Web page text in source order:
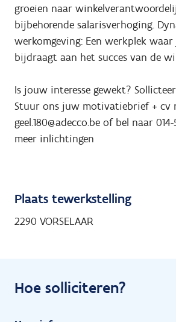
groeien naar
bijbehorende salarisverhoging.
werkomgeving: Een werkplek
bijdraagt aan het succes van de
Is jouw interesse gewekt?
Stuur ons juw motivatiebrief + cv
geel.180@adecco.be of bel naar
meer inlichtingen
Plaats tewerkstelling
2290 VORSELAAR
Hoe solliciteren?